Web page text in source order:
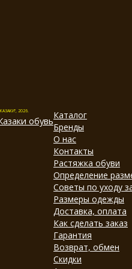
КАЗАКИ", 2026.
и обувьКаталог
Бренды
О нас
Контакты
Растяжка обуви
Определение
Советы по уходу
Размеры одежды
Доставка, оплата
Как сделать заказ
Гарантия
Возврат, обмен
Скидки